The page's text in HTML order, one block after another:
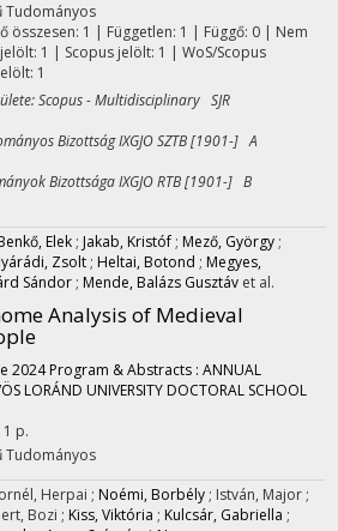
Tudományos
összesen: 1 | Független: 1 | Függő: 0 | Nem
1 | Scopus jelölt: 1 | WoS/Scopus
1
Scopus - Multidisciplinary SJR
Bizottság IXGJO SZTB [1901-] A
Bizottsága IXGJO RTB [1901-] B
Elek ; Jakab, Kristóf ; Mező, György ;
Zsolt ; Heltai, Botond ; Megyes,
Sándor ; Mende, Balázs Gusztáv et al.
Analysis of Medieval
2024 Program & Abstracts : ANNUAL
LORÁND UNIVERSITY DOCTORAL SCHOOL
p.
Tudományos
Herpai ; Noémi, Borbély ; István, Major ;
Bozi ; Kiss, Viktória ; Kulcsár, Gabriella ;